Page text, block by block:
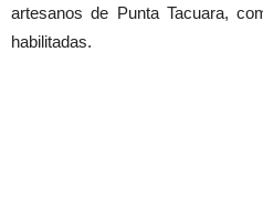
artesanos de Punta Tacuara,
habilitadas.